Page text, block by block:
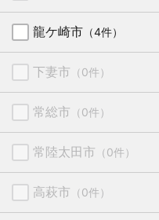
龍ケ崎市 （4件）
下妻市 （0件）
常総市 （0件）
常陸太田市 （0件）
高萩市 （0件）